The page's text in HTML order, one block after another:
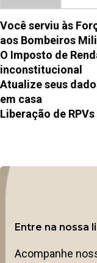
Você serviu às
aos Bombeiros
O Imposto de
inconstitucional
Atualize seus
em casa
Liberação de
Entre na nossa
Acompanhe